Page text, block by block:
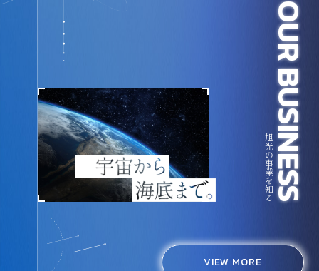
OUR
BUSINESS
旭光の事業を知る
VIEW MORE